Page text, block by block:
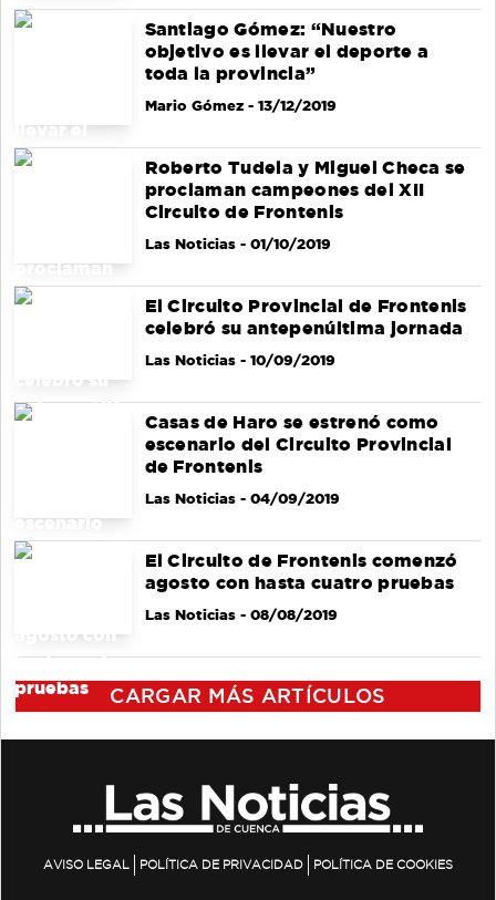
Santiago Gómez: “Nuestro
objetivo es llevar el deporte a
toda la provincia”
Mario Gómez- 13/12/2019
Roberto Tudela y Miguel Checa se
proclaman campeones del XII
Circuito de Frontenis
Las Noticias- 01/10/2019
El Circuito Provincial de Frontenis
celebró su antepenúltima jornada
Las Noticias- 10/09/2019
Casas de Haro se estrenó como
escenario del Circuito Provincial
de Frontenis
Las Noticias- 04/09/2019
El Circuito de Frontenis comenzó
agosto con hasta cuatro pruebas
Las Noticias- 08/08/2019
CARGAR MÁS ARTÍCULOS
AVISO LEGAL POLÍTICA DE PRIVACIDAD POLÍTICA DE COOKIES